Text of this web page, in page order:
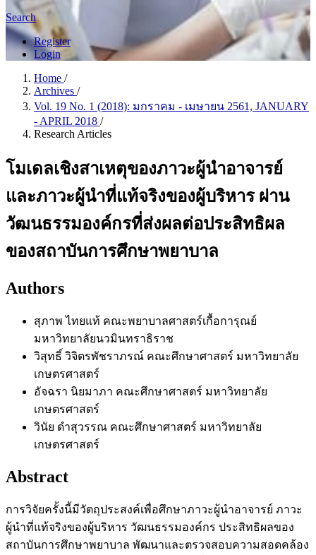
Search
Register
Login
Home /
Archives /
Vol. 19 No. 1 (2018): มกราคม - เมษายน 2561, JANUARY
- APRIL 2018 /
Research Articles
โมเดลเชิงสาเหตุของภาวะผู้นำอาจารย์
และภาวะผู้นำที่แท้จริงของผู้บริหาร ผ่าน
วัฒนธรรมองค์กรที่ส่งผลต่อประสิทธิผล
ของสถาบันการศึกษาพยาบาล
Authors
สุภาพ ไทยแท้ คณะพยาบาลศาสตร์เกื้อการุณย์
มหาวิทยาลัยนวมินทราธิราช
วิสุทธิ์ วิจิตรพัชราภรณ์ คณะศึกษาศาสตร์ มหาวิทยาลัย
เกษตรศาสตร์
อัจฉรา นิยมาภา คณะศึกษาศาสตร์ มหาวิทยาลัย
เกษตรศาสตร์
วินัย ดำสุวรรณ คณะศึกษาศาสตร์ มหาวิทยาลัย
เกษตรศาสตร์
Abstract
การวิจัยครั้งนี้มีวัตถุประสงค์เพื่อศึกษาภาวะผู้นำอาจารย์ ภาวะ
ผู้นำที่แท้จริงของผู้บริหาร วัฒนธรรมองค์กร ประสิทธิผลของ
สถาบันการศึกษาพยาบาล พัฒนาและตรวจสอบความสอดคล้อง